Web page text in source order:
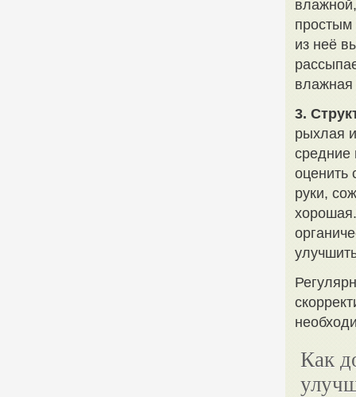
простым
из неё
3.
рыхлая
средние
оценить
руки,
Как